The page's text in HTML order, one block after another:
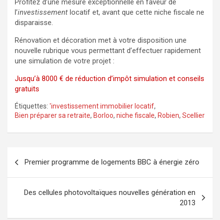
Profitez d’une mesure exceptionnelle en faveur de
l’investissement locatif et, avant que cette niche fiscale ne
disparaisse.
Rénovation et décoration met à votre disposition une
nouvelle rubrique vous permettant d’effectuer rapidement
une simulation de votre projet :
Jusqu’à 8000 € de réduction d’impôt simulation et conseils
gratuits
Étiquettes: 'investissement immobilier locatif,
Bien préparer sa retraite, Borloo, niche fiscale, Robien, Scellier
l’article
Premier programme de logements BBC à énergie zéro
Des cellules photovoltaïques nouvelles génération en
2013